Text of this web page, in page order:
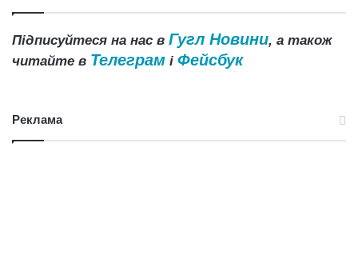
Підписуйтеся на нас в Гугл Новини, а також
читайте в Телеграм і Фейсбук
Реклама